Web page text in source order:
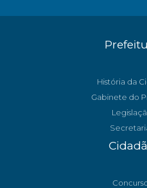
História da
Gabinete do